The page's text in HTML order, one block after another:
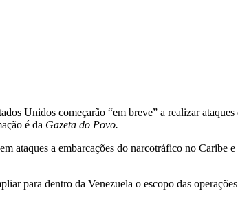
Unidos começarão “em breve” a realizar
é da Gazeta do Povo.
ataques a embarcações do narcotráfico no Caribe
para dentro da Venezuela o escopo das